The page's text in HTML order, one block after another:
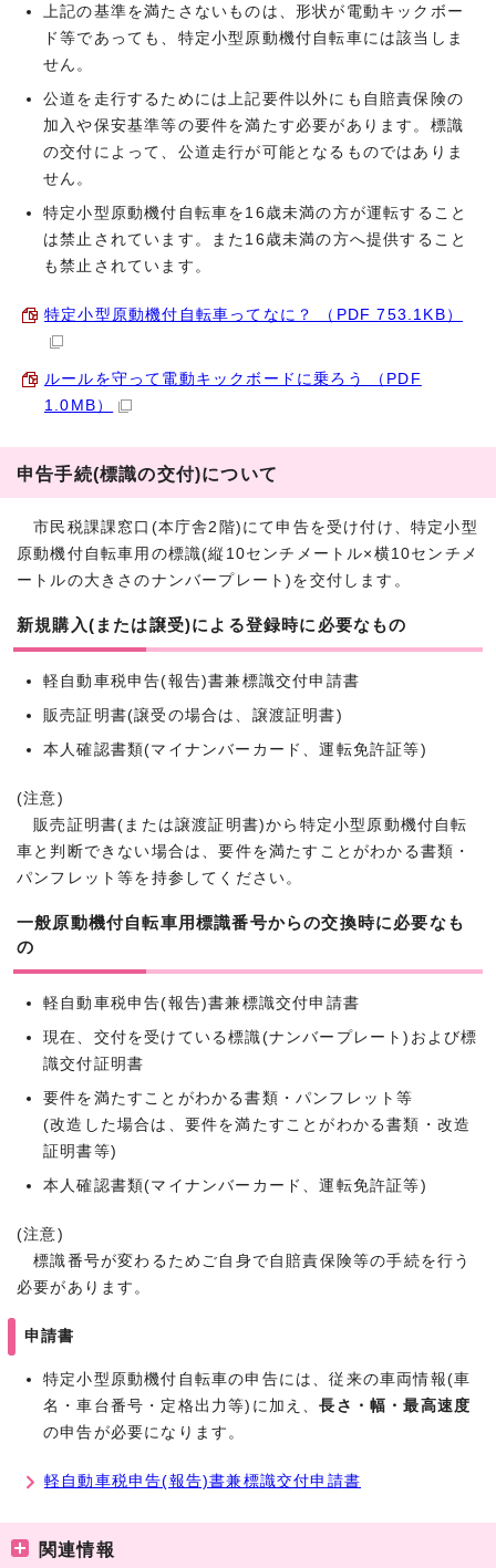
上記の基準を満たさないものは、形状が電動キックボー
ド等であっても、特定小型原動機付自転車には該当しま
せん。
公道を走行するためには上記要件以外にも自賠責保険の
加入や保安基準等の要件を満たす必要があります。標識
の交付によって、公道走行が可能となるものではありま
せん。
特定小型原動機付自転車を16歳未満の方が運転すること
は禁止されています。また16歳未満の方へ提供すること
も禁止されています。
特定小型原動機付自転車ってなに？ （PDF 753.1KB）
ルールを守って電動キックボードに乗ろう （PDF
1.0MB）
申告手続(標識の交付)について
市民税課課窓口(本庁舎2階)にて申告を受け付け、特定小型
原動機付自転車用の標識(縦10センチメートル×横10センチメ
ートルの大きさのナンバープレート)を交付します。
新規購入(または譲受)による登録時に必要なもの
軽自動車税申告(報告)書兼標識交付申請書
販売証明書(譲受の場合は、譲渡証明書)
本人確認書類(マイナンバーカード、運転免許証等)
(注意)
販売証明書(または譲渡証明書)から特定小型原動機付自転
車と判断できない場合は、要件を満たすことがわかる書類・
パンフレット等を持参してください。
一般原動機付自転車用標識番号からの交換時に必要なも
の
軽自動車税申告(報告)書兼標識交付申請書
現在、交付を受けている標識(ナンバープレート)および標
識交付証明書
要件を満たすことがわかる書類・パンフレット等
(改造した場合は、要件を満たすことがわかる書類・改造
証明書等)
本人確認書類(マイナンバーカード、運転免許証等)
(注意)
標識番号が変わるためご自身で自賠責保険等の手続を行う
必要があります。
申請書
特定小型原動機付自転車の申告には、従来の車両情報(車
名・車台番号・定格出力等)に加え、長さ・幅・最高速度
の申告が必要になります。
軽自動車税申告(報告)書兼標識交付申請書
関連情報